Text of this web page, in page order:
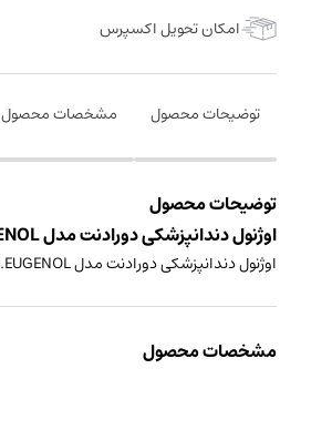
امکان تحویل اکسپرس
توضیحات محصول مشخصات محصول
توضیحات محصول
اوژنول دندانپزشکی دورادنت مدل DORA.EUGENOL حجم 18 میلی لیتر ساخت ایران
اوژنول دندانپزشکی دورادنت مدل DORA.EUGENOL حجم 18 میلی لیتر
مشخصات محصول